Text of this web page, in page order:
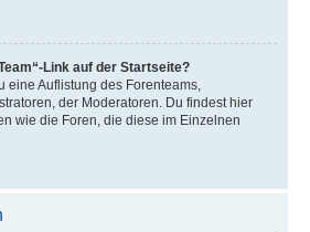
Link auf der Startseite?
eine Auflistung des Forenteams,
der Moderatoren. Du findest hier
wie die Foren, die diese im Einzelnen